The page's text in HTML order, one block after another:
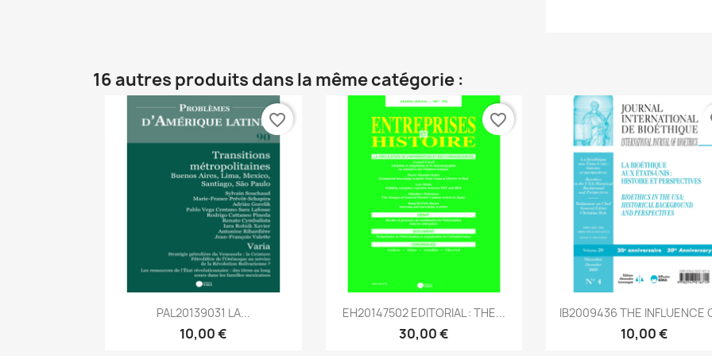
16 autres produits dans la même catégorie :
Aperçu rapide
PAL20139031 LA...
10,00 €
favorite_border
Aperçu rapide
EH20147502 EDITORIAL : THE...
30,00 €
favorite_border
Aperçu rapide
IB2009436 THE INFLUENCE
10,00 €